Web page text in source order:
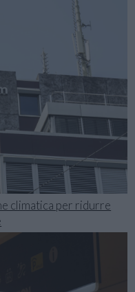
climatica per ridurre